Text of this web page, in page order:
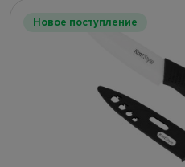
Новое поступление